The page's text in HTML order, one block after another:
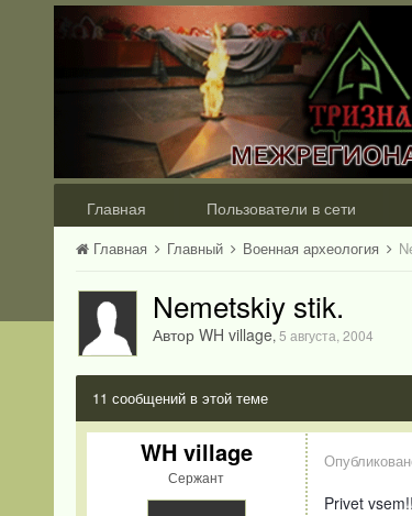
Главная Пользователи в сети
Главная Главный Военная археология
Nemetskiy stik.
Автор WH village, 5 августа, 2004
11 сообщений в этой теме
WH village
Сержант
Privet vsem!!